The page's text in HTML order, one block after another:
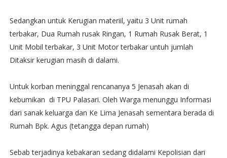
Sedangkan untuk Kerugian materiil, yaitu 3 Unit rumah
terbakar, Dua Rumah rusak Ringan, 1 Rumah Rusak Berat, 1
Unit Mobil terbakar, 3 Unit Motor terbakar untuh jumlah
Ditaksir kerugian masih di dalami.
Untuk korban meninggal rencananya 5 Jenasah akan di
kebumikan di TPU Palasari. Oleh Warga menunggu Informasi
dari sanak keluarga dan Ke Lima Jenasah sementara berada di
Rumah Bpk. Agus (tetangga depan rumah)
Sebab terjadinya kebakaran sedang didalami Kepolisian dari